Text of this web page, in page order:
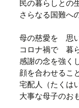
民の暮らしとの
さらなる国難へ
母の慈愛を 思
コロナ禍で 暮
感謝の念を強
顔を合わせるこ
宅配人（たくは
大事な母子のお